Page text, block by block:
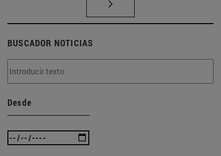
BUSCADOR NOTICIAS
Desde